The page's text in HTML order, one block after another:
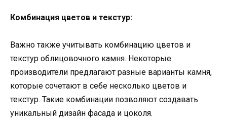
Комбинация цветов и текстур:
Важно также учитывать комбинацию цветов и
текстур облицовочного камня. Некоторые
производители предлагают разные варианты камня,
которые сочетают в себе несколько цветов и
текстур. Такие комбинации позволяют создавать
уникальный дизайн фасада и цоколя.